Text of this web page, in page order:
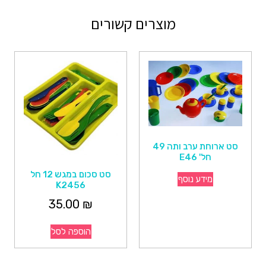
מוצרים קשורים
סט ארוחת ערב ותה 49
חל' E46
מידע נוסף
סט סכום במגש 12 חל
K2456
35.00 ₪
הוספה לסל